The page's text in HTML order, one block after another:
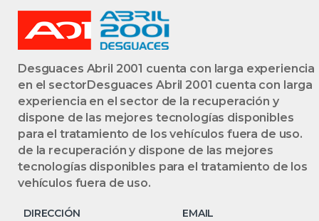
Desguaces Abril 2001 cuenta con larga experiencia
en el sectorDesguaces Abril 2001 cuenta con larga
experiencia en el sector de la recuperación y
dispone de las mejores tecnologías disponibles
para el tratamiento de los vehículos fuera de uso.
de la recuperación y dispone de las mejores
tecnologías disponibles para el tratamiento de los
vehículos fuera de uso.
DIRECCIÓN EMAIL